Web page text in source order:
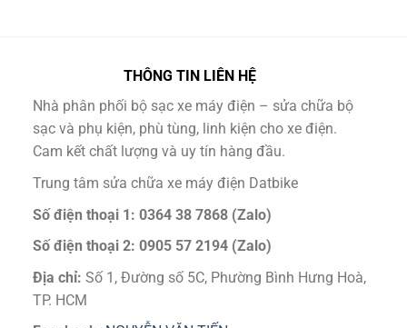
THÔNG TIN LIÊN HỆ
Nhà phân phối bộ sạc xe máy điện – sửa chữa bộ
sạc và phụ kiện, phù tùng, linh kiện cho xe điện.
Cam kết chất lượng và uy tín hàng đầu.
Trung tâm sửa chữa xe máy điện Datbike
Số điện thoại 1: 0364 38 7868 (Zalo)
Số điện thoại 2: 0905 57 2194 (Zalo)
Địa chỉ: Số 1, Đường số 5C, Phường Bình Hưng Hoà,
TP. HCM